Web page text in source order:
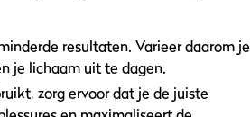
resultaten. Varieer daarom je
je lichaam uit te dagen.
zorg ervoor dat je de juiste